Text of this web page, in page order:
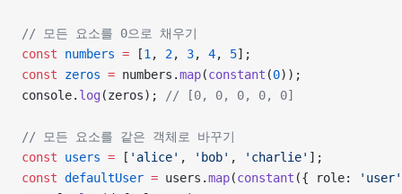
// 모든 요소를 0으로 채우기
const numbers = [1 , 2, 3, 4, 5];
const zeros = numbers.map(constant (0));
console. log (zeros); // [0, 0, 0, 0, 0]
// 모든 요소를 같은 객체로 바꾸기
const users = [ 'alice' , 'bob' , 'charlie' ];
const defaultUser = users.map(constant ({ role:
'user'